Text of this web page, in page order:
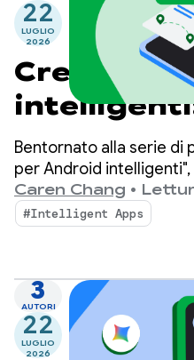
22
LUGLIO
2026
Crea app
on-device
Bentornato alla serie di
per Android
per Android di base e la
un'esperienza
basata su agenti. Nel
utilizzeremo in questa
Caren Chang •
#Intelligent Apps
3
AUTORI
22
LUGLIO
2026